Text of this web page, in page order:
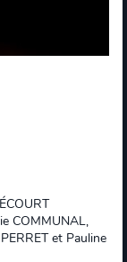
COMMUNAL,
et Pauline